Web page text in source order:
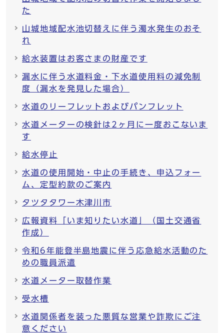
た
山城地域配水池切替えに伴う濁水発生のおそ
れ
給水装置はお客さまの財産です
漏水に伴う水道料金・下水道使用料の減免制
度（漏水を発見した場合）
水道のリーフレットおよびパンフレット
水道メーターの検針は2ヶ月に一度おこないま
す
給水停止
水道の使用開始・中止の手続き、申込フォー
ム、定型約款のご案内
タツタタワー木津川市
広報資料「いま知りたい水道」（国土交通省
作成）
令和6年能登半島地震に伴う応急給水活動のた
めの職員派遣
水道メーター取替作業
受水槽
水道関係者を装った悪質な営業や詐欺にご注
意ください